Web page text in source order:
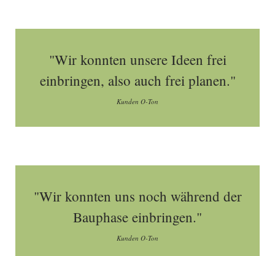
"Wir konnten unsere Ideen frei
einbringen, also auch frei planen."
Kunden O-Ton
"Wir konnten uns noch während der
Bauphase einbringen."
Kunden O-Ton